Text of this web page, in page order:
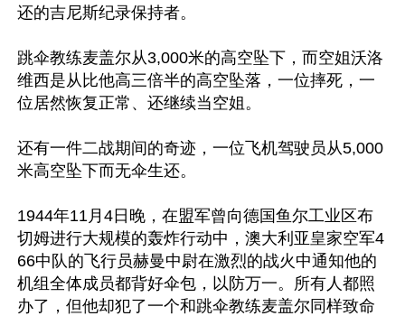
还的吉尼斯纪录保持者。
跳伞教练麦盖尔从3,000米的高空坠下，而空姐沃洛
维西是从比他高三倍半的高空坠落，一位摔死，一
位居然恢复正常、还继续当空姐。
还有一件二战期间的奇迹，一位飞机驾驶员从5,000
米高空坠下而无伞生还。
1944年11月4日晚，在盟军曾向德国鱼尔工业区布
切姆进行大规模的轰炸行动中，澳大利亚皇家空军4
66中队的飞行员赫曼中尉在激烈的战火中通知他的
机组全体成员都背好伞包，以防万一。所有人都照
办了，但他却犯了一个和跳伞教练麦盖尔同样致命